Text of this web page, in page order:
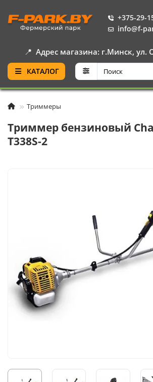
+375-29-
info@f-
📍 Адрес магазина: г.Минск, ул.
КАТАЛОГ
Триммеры
Триммер бензиновый
T338S-2